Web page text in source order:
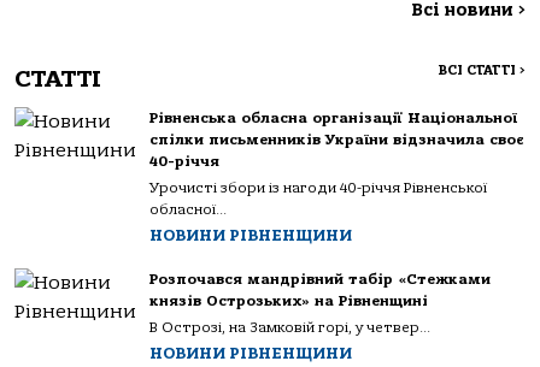
Всі новини >
СТАТТІ ВСІ СТАТТІ >
Рівненська обласна організації Національної
спілки письменників України відзначила своє
40-річчя
Урочисті збори із нагоди 40-річчя Рівненської
обласної...
НОВИНИ РІВНЕНЩИНИ
Розпочався мандрівний табір «Стежками
князів Острозьких» на Рівненщині
В Острозі, на Замковій горі, у четвер...
НОВИНИ РІВНЕНЩИНИ